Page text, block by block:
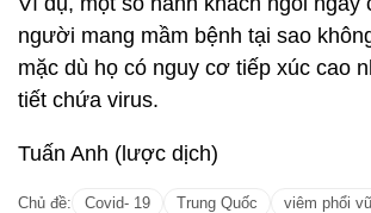
người mang mầm bệnh tại sao
mặc dù họ có nguy cơ tiếp xúc cao
tiết chứa virus.
Tuấn Anh (lược dịch)
Chủ đề: Covid- 19 Trung Quốc
viêm phổi